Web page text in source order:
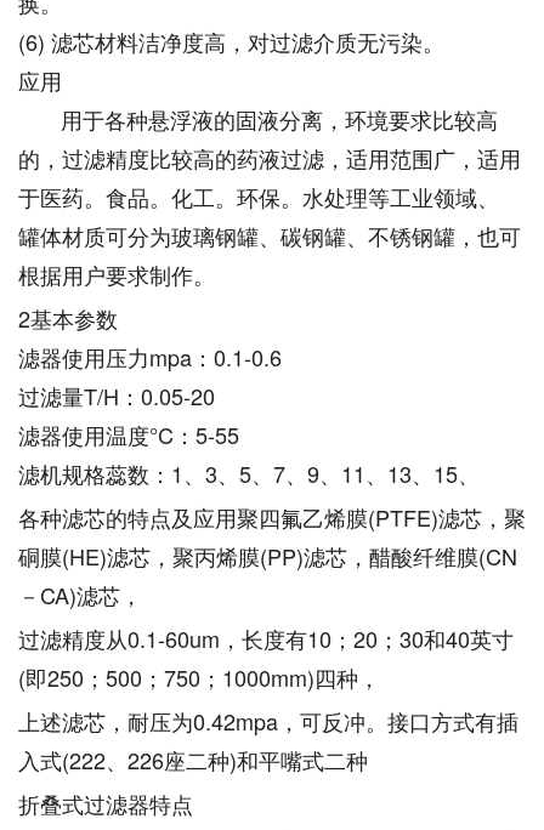
(6) 滤芯材料洁净度高，对过滤介质无污染。
应用
用于各种悬浮液的固液分离，环境要求比较高
的，过滤精度比较高的药液过滤，适用范围广，适用
于医药。食品。化工。环保。水处理等工业领域、
罐体材质可分为玻璃钢罐、碳钢罐、不锈钢罐，也可
根据用户要求制作。
2基本参数
滤器使用压力mpa：0.1-0.6
过滤量T/H：0.05-20
滤器使用温度°C：5-55
滤机规格蕊数：1、3、5、7、9、11、13、15、
各种滤芯的特点及应用聚四氟乙烯膜(PTFE)滤芯，聚
硐膜(HE)滤芯，聚丙烯膜(PP)滤芯，醋酸纤维膜(CN
－CA)滤芯，
过滤精度从0.1-60um，长度有10；20；30和40英寸
(即250；500；750；1000mm)四种，
上述滤芯，耐压为0.42mpa，可反冲。接口方式有插
入式(222、226座二种)和平嘴式二种
折叠式过滤器特点